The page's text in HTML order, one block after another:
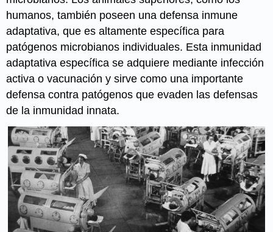
humanos, también poseen una defensa inmune
adaptativa, que es altamente específica para
patógenos microbianos individuales. Esta inmunidad
adaptativa específica se adquiere mediante infección
activa o vacunación y sirve como una importante
defensa contra patógenos que evaden las defensas
de la inmunidad innata.